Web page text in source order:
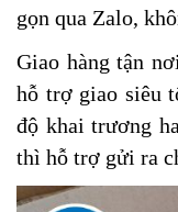
gọn qua Zalo,
Giao hàng tận
hỗ trợ giao siêu
độ khai trương
thì hỗ trợ gửi ra